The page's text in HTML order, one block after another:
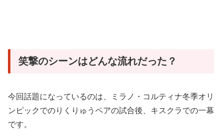
笑撃のシーンはどんな流れだった？
今回話題になっているのは、ミラノ・コルティナ冬季オリ
ンピックでのりくりゅうペアの試合後、キスクラでの一幕
です。